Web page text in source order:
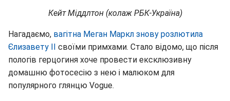
Кейт Міддлтон (колаж РБК-Україна)
Нагадаємо, вагітна Меган Маркл знову розлютила
Єлизавету ІІ
своїми примхами. Стало відомо, що після
пологів герцогиня хоче провести ексклюзивну
домашню фотосесію з нею і малюком для
популярного глянцю Vogue.